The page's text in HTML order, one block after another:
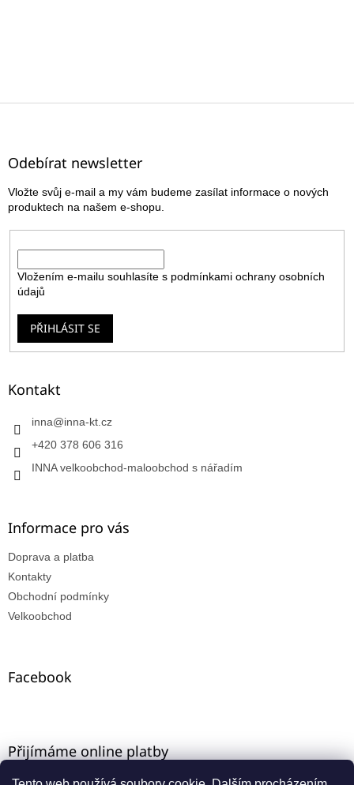
Z
Odebírat newsletter
Vložte svůj e-mail a my vám budeme zasílat informace o nových
produktech na našem e-shopu.
Vložením e-mailu souhlasíte s podmínkami ochrany osobních
údajů
PŘIHLÁSIT SE
Kontakt
inna@inna-kt.cz
+420 378 606 316
INNA velkoobchod-maloobchod s nářadím
Informace pro vás
Doprava a platba
Kontakty
Obchodní podmínky
Velkoobchod
Facebook
Přijímáme online platby